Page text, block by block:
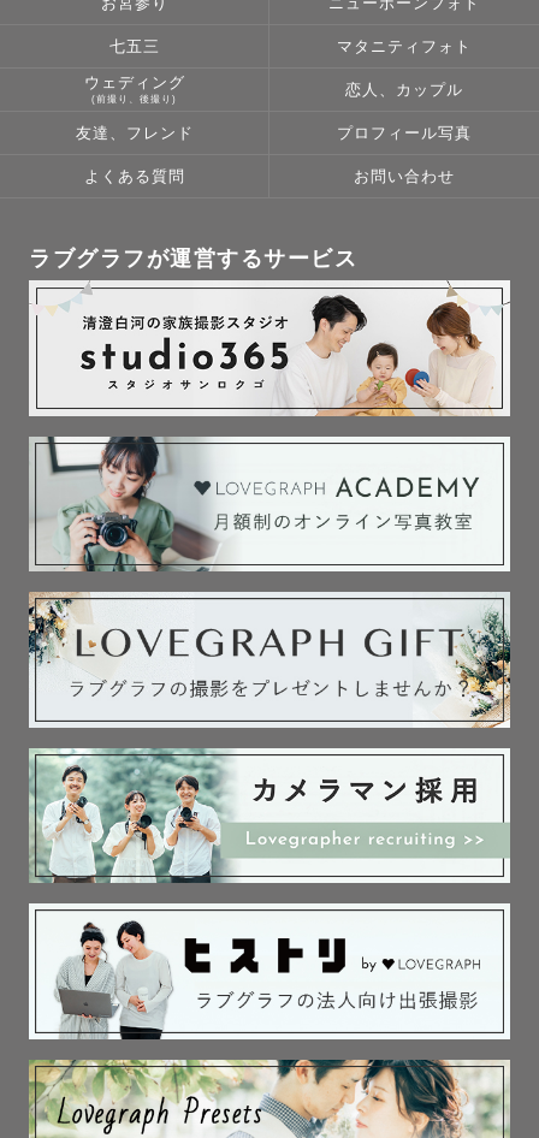
お宮参り ニューボーンフォト
七五三 マタニティフォト
ウェディング
(前撮り、後撮り)
恋人、カップル
友達、フレンド プロフィール写真
よくある質問 お問い合わせ
ラブグラフが運営するサービス